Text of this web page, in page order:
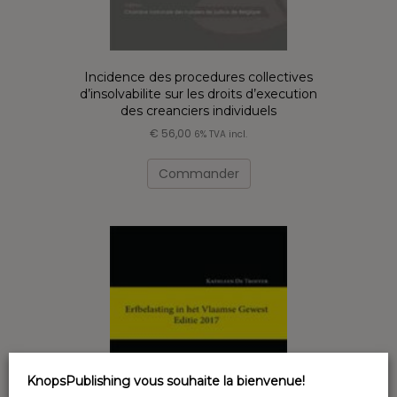
Incidence des procedures collectives
d’insolvabilite sur les droits d’execution
des creanciers individuels
€ 56,00 6% TVA incl.
Commander
KnopsPublishing vous souhaite la bienvenue!